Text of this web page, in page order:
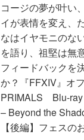
コージの夢が叶い
イが表情を変え、
なはイヤモニのな
を語り、祖堅は無
フィードバックを
か？『FFXIV』オ
PRIMALS Blu-ray
– Beyond the
【後編】フェスの